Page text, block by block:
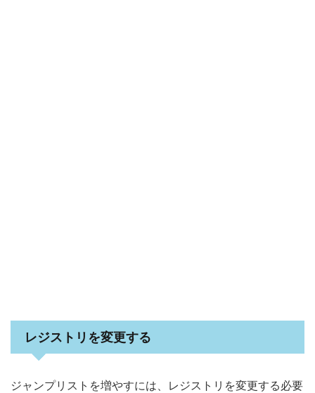
レジストリを変更する
ジャンプリストを増やすには、レジストリを変更する必要